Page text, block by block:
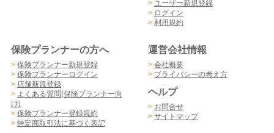
> ユーザー新規登録
> ログイン
> 利用規約
保険プランナーの方へ
> 保険プランナー新規登録
> 保険プランナーログイン
> 店舗新規登録
> よくある質問(保険プランナー向
け)
> 保険プランナー登録規約
> 特定商取引法に基づく表記
運営会社情報
> 会社概要
> プライバシーの考え方
ヘルプ
> お問合せ
> サイトマップ